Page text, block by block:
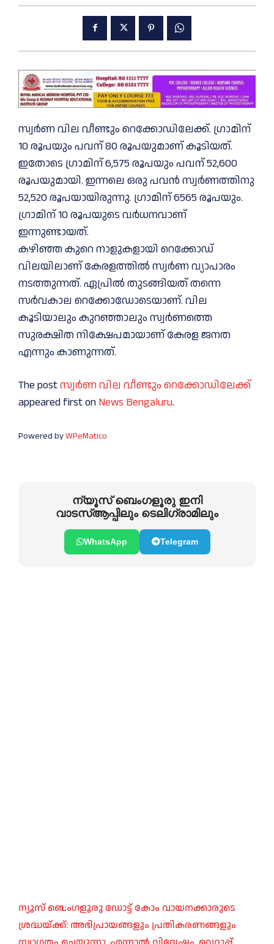
സ്വർണ വില വീണ്ടും റെക്കോഡിലേക്ക്. ഗ്രാമിന്
10 രൂപയും പവന് 80 രൂപയുമാണ് കൂടിയത്.
ഇതോടെ ഗ്രാമിന് 6,575 രൂപയും പവന് 52,600
രൂപയുമായി. ഇന്നലെ ഒരു പവൻ സ്വർണത്തിനു
52,520 രൂപയായിരുന്നു. ‌ഗ്രാമിന് 6565 രൂപയും.
ഗ്രാമിന് 10 രൂപയുടെ വർധനവാണ്
ഇന്നുണ്ടായത്.
കഴിഞ്ഞ കുറെ നാളുകളായി റെക്കോഡ്
വിലയിലാണ് കേരളത്തില്‍ സ്വര്‍ണ വ്യാപാരം
നടത്തുന്നത്. ഏപ്രില്‍ തുടങ്ങിയത് തന്നെ
സര്‍വകാല റെക്കോഡോടെയാണ്. വില
കൂടിയാലും കുറഞ്ഞാലും സ്വർണത്തെ
സുരക്ഷിത നിക്ഷേപമായാണ് കേരള ജനത
എന്നും കാണുന്നത്.
The postസ്വർണ വില വീണ്ടും റെക്കോഡിലേക്ക്
appeared first on News Bengaluru.
Powered byWPeMatico
ന്യൂസ് ബെംഗളൂരു ഇനി
വാടസ്ആപ്പിലും ടെലിഗ്രാമിലും
WhatsApp Telegram
ന്യൂസ് ബെംഗളൂരു ഡോട്ട് കോം വായനക്കാരുടെ
ശ്രദ്ധയ്ക്ക്: അഭിപ്രായങ്ങളും പ്രതികരണങ്ങളും